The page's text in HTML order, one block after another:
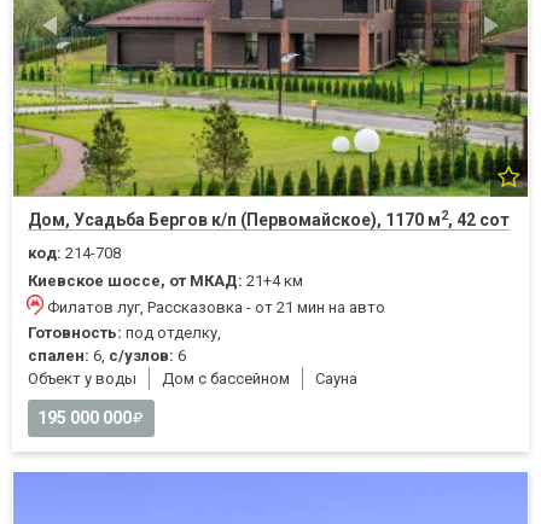
Дом, Усадьба Бергов к/п (Первомайское), 1170 м2, 42 сот
код: 214-708
Киевское шоссе, от МКАД: 21+4 км
Филатов луг, Рассказовка - от 21 мин на авто
Готовность: под отделку,
спален: 6, с/узлов: 6
Объект у воды
Дом с бассейном Cауна
195 000 000